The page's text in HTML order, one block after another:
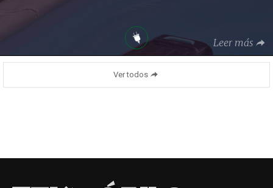
Leer más
Ver todos